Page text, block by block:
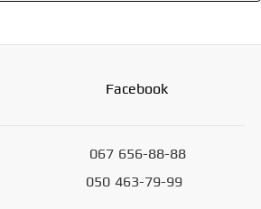
Facebook
067 656-88-88
050 463-79-99